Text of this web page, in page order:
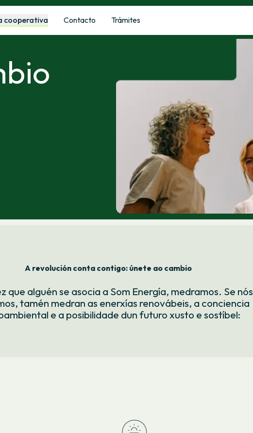
cooperativa Contacto Trámites
A revolución conta contigo: únete ao cambio
que alguén se asocia a Som Energía, medramos. Se nós
tamén medran as enerxías renovábeis, a conciencia
e a posibilidade dun futuro xusto e sostíbel: